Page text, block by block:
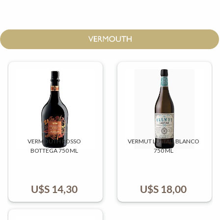
VERMOUTH ROSSO
BOTTEGA 750 ML
U$S 14,30
VERMUT LUSTAU BLANCO
750 ML
U$S 18,00